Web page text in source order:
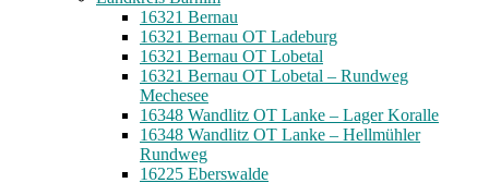
16321 Bernau
16321 Bernau OT Ladeburg
16321 Bernau OT Lobetal
16321 Bernau OT Lobetal – Rundweg
Mechesee
16348 Wandlitz OT Lanke – Lager Koralle
16348 Wandlitz OT Lanke – Hellmühler
Rundweg
16225 Eberswalde